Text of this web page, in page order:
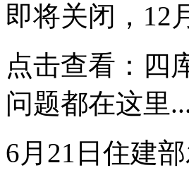
即将关闭，12
点击查看：四
问题都在这里
6月21日住建